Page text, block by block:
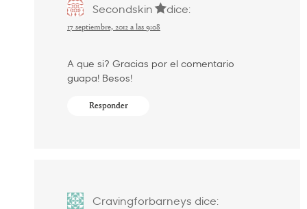
Secondskin dice:
17 septiembre, 2012 a las 9:08
A que si? Gracias por el comentario
guapa! Besos!
Responder
Cravingforbarneys dice: